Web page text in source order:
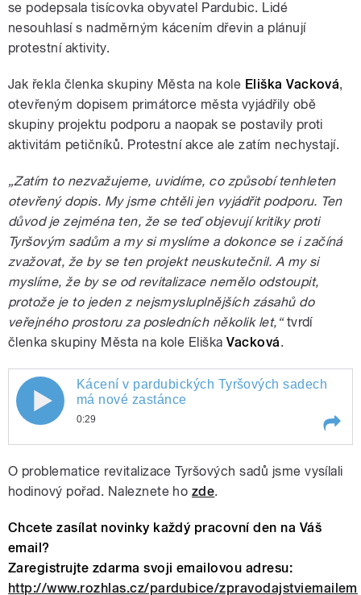
se podepsala tisícovka obyvatel Pardubic. Lidé
nesouhlasí s nadměrným kácením dřevin a plánují
protestní aktivity.
Jak řekla členka skupiny Města na kole Eliška Vacková,
otevřeným dopisem primátorce města vyjádřily obě
skupiny projektu podporu a naopak se postavily proti
aktivitám petičníků. Protestní akce ale zatím nechystají.
„Zatím to nezvažujeme, uvidíme, co způsobí tenhleten
otevřený dopis. My jsme chtěli jen vyjádřit podporu. Ten
důvod je zejména ten, že se teď objevují kritiky proti
Tyršovým sadům a my si myslíme a dokonce se i začíná
zvažovat, že by se ten projekt neuskutečnil. A my si
myslíme, že by se od revitalizace nemělo odstoupit,
protože je to jeden z nejsmysluplnějších zásahů do
veřejného prostoru za posledních několik let,“tvrdí
členka skupiny Města na kole EliškaVacková.
Kácení v pardubických Tyršových sadech
má nové zastánce
0:29
O problematice revitalizace Tyršových sadů jsme vysílali
hodinový pořad. Naleznete ho zde.
Chcete zasílat novinky každý pracovní den na Váš
email?
Zaregistrujte zdarma svoji emailovou adresu:
http://www.rozhlas.cz/pardubice/zpravodajstviemailem